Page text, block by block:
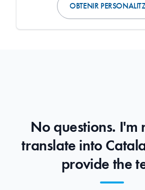
OBTENIR
No questions. I'm
translate into
provide the